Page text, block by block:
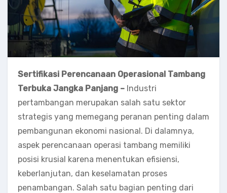
Sertifikasi Perencanaan Operasional Tambang
Terbuka Jangka Panjang – Industri
pertambangan merupakan salah satu sektor
strategis yang memegang peranan penting dalam
pembangunan ekonomi nasional. Di dalamnya,
aspek perencanaan operasi tambang memiliki
posisi krusial karena menentukan efisiensi,
keberlanjutan, dan keselamatan proses
penambangan. Salah satu bagian penting dari